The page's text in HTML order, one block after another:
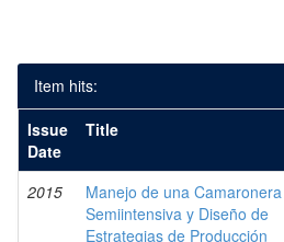
Item hits:
Issue
Date
Title
2015
Manejo de una Camaronera
Semiintensiva y Diseño de
Estrategias de Producción